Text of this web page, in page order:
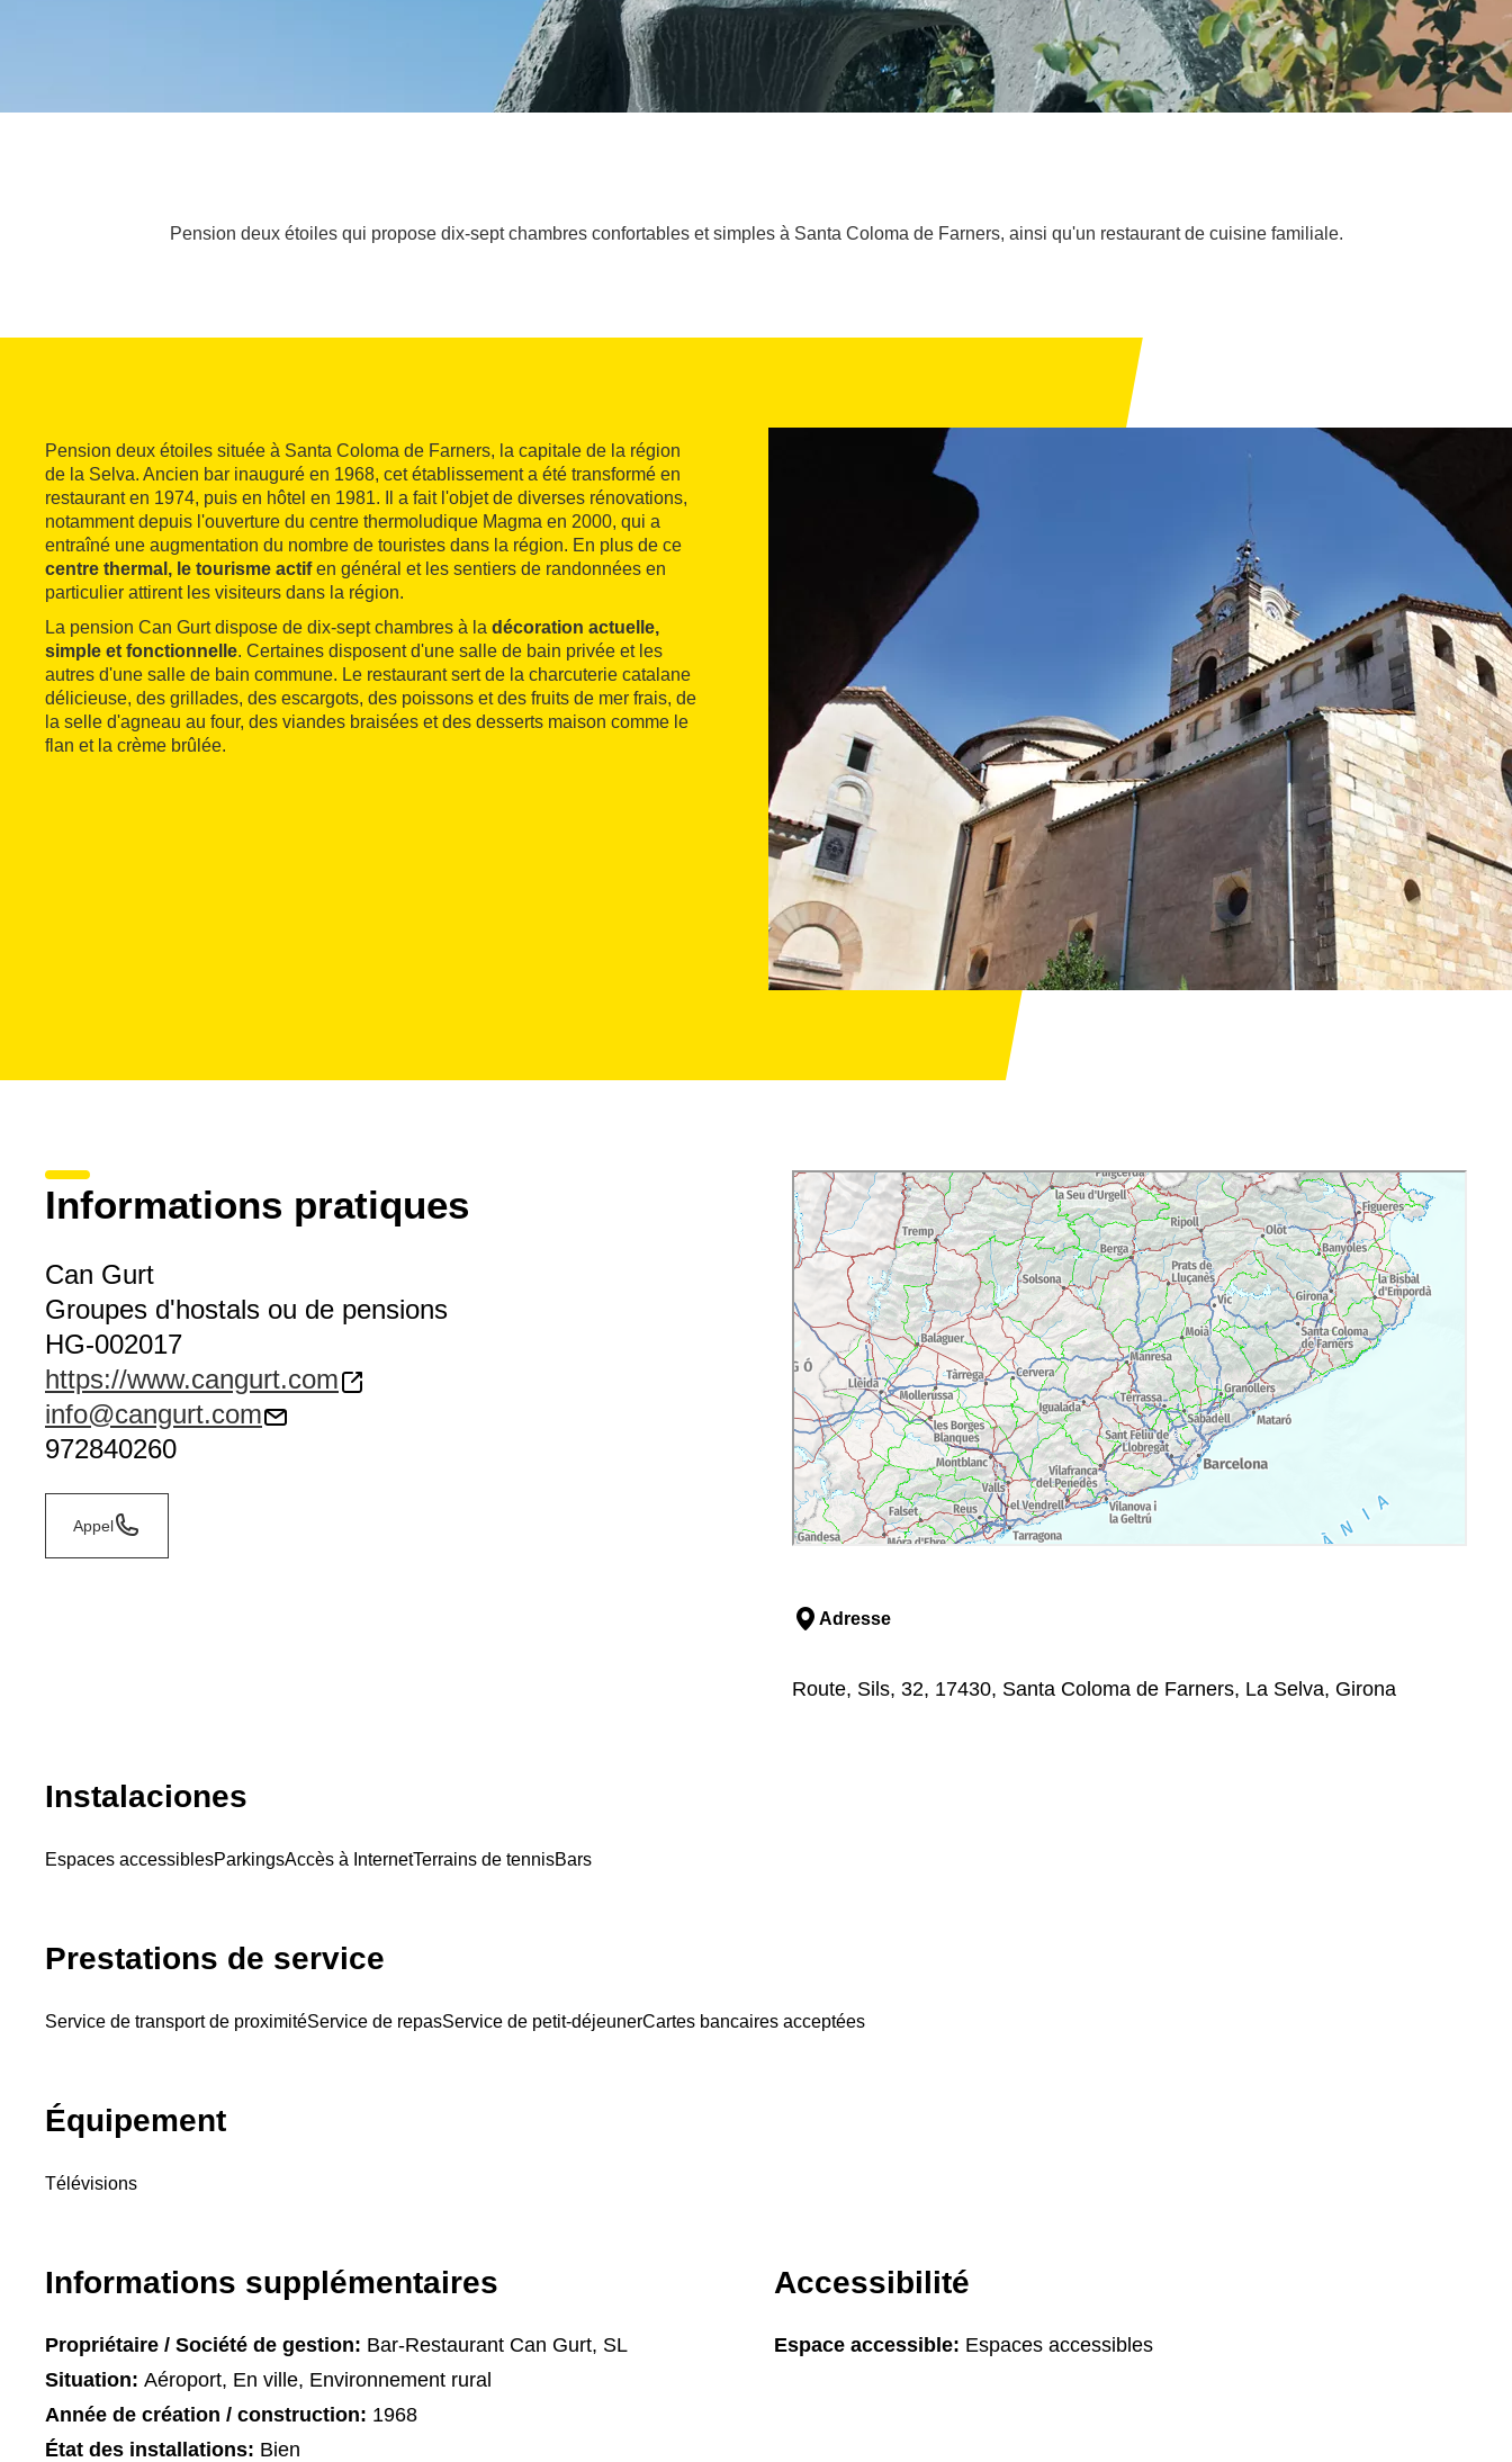
Pension deux étoiles qui propose dix-sept chambres confortables et simples à Santa Coloma de Farners, ainsi qu'un restaurant de cuisine familiale.
Pension deux étoiles située à Santa Coloma de Farners, la capitale de la région
de la Selva. Ancien bar inauguré en 1968, cet établissement a été transformé en
restaurant en 1974, puis en hôtel en 1981. Il a fait l'objet de diverses rénovations,
notamment depuis l'ouverture du centre thermoludique Magma en 2000, qui a
entraîné une augmentation du nombre de touristes dans la région. En plus de ce
centre thermal, le tourisme actifen général et les sentiers de randonnées en
particulier attirent les visiteurs dans la région.
La pension Can Gurt dispose de dix-sept chambres à la décoration actuelle,
simple et fonctionnelle. Certaines disposent d'une salle de bain privée et les
autres d'une salle de bain commune. Le restaurant sert de la charcuterie catalane
délicieuse, des grillades, des escargots, des poissons et des fruits de mer frais, de
la selle d'agneau au four, des viandes braisées et des desserts maison comme le
flan et la crème brûlée.
Informations pratiques
Can Gurt
Groupes d'hostals ou de pensions
HG-002017
https://www.cangurt.com
info@cangurt.com
972840260
Appel
Adresse
Route, Sils, 32, 17430, Santa Coloma de Farners, La Selva, Girona
Instalaciones
Espaces accessiblesParkingsAccès à InternetTerrains de tennisBars
Prestations de service
Service de transport de proximitéService de repasService de petit-déjeunerCartes bancaires acceptées
Équipement
Télévisions
Informations supplémentaires
Propriétaire / Société de gestion: Bar-Restaurant Can Gurt, SL
Situation: Aéroport, En ville, Environnement rural
Année de création / construction: 1968
État des installations: Bien
Accessibilité
Espace accessible: Espaces accessibles